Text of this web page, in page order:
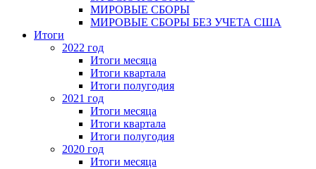
МИРОВЫЕ СБОРЫ
МИРОВЫЕ СБОРЫ БЕЗ УЧЕТА США
Итоги
2022 год
Итоги месяца
Итоги квартала
Итоги полугодия
2021 год
Итоги месяца
Итоги квартала
Итоги полугодия
2020 год
Итоги месяца